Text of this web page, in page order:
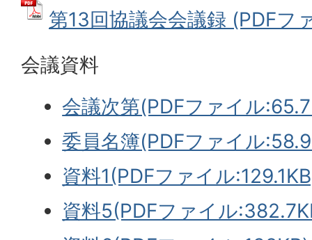
第13回協議会会議録 (PDFフ
会議資料
会議次第(PDFファイル
委員名簿(PDFファイル
資料1(PDFファイル
資料5(PDFファイル